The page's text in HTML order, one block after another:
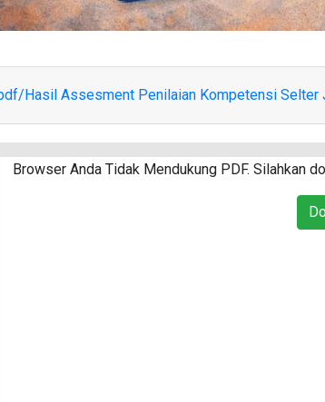
Hasil Assesment Penilaian Kompetensi Selter
Browser Anda Tidak Mendukung PDF. Silahkan